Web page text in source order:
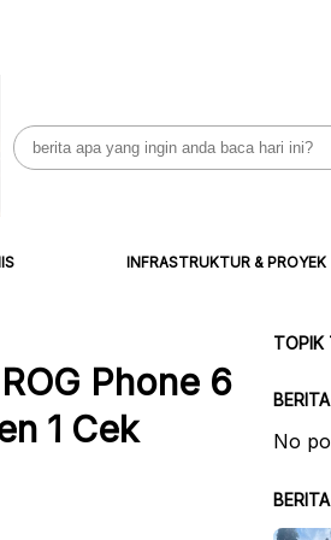
Search
for:
INFRASTRUKTUR & PROYEK
Phone 6
1 Cek
TOPIK
No